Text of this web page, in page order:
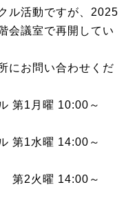
ル活動ですが、2025
会議室で再開してい
にお問い合わせくだ
第1月曜 10:00～
第1水曜 14:00～
第2火曜 14:00～